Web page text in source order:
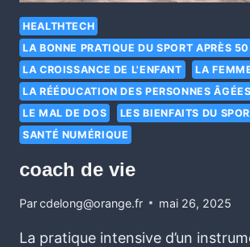
HEALTHTECH
LA BONNE PRATIQUE DU SPORT APRÈS
LA CROISSANCE DE L'ENFANT
LA
LA RÉÉDUCATION DES PERSONNES ÂGÉES
LE MAL DE DOS
LES BIENFAITS DU
SANTÉ NUMÉRIQUE
coach de vie
Parcdelong@orange.fr mai 26, 2025
La pratique intensive d’un